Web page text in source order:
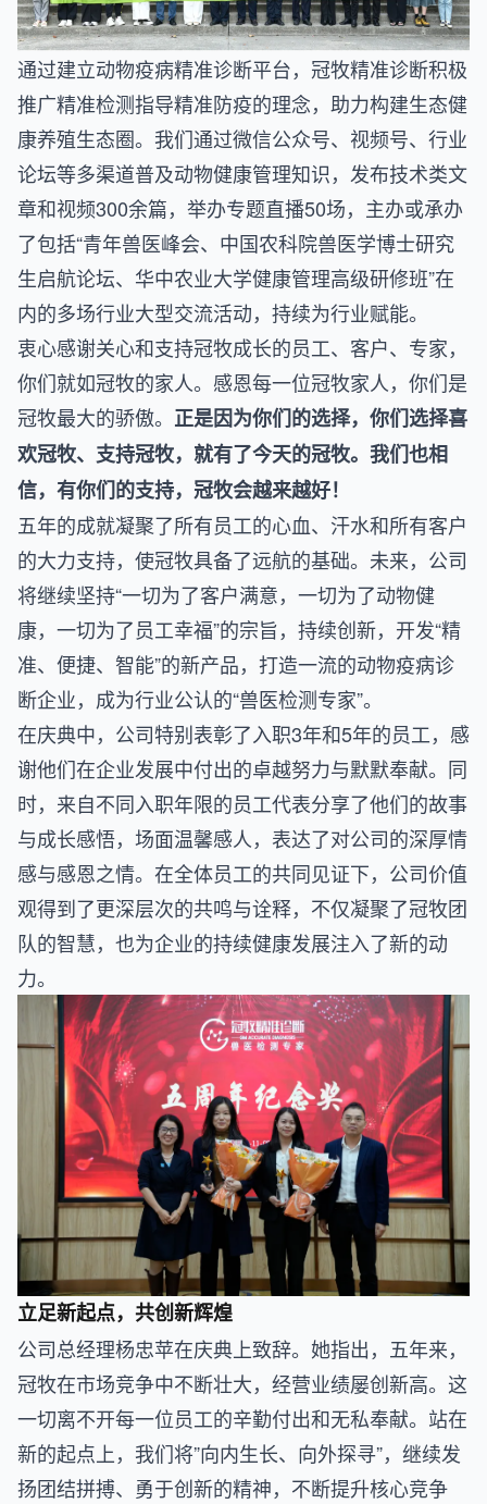
通过建立动物疫病精准诊断平台，冠牧精准诊断积极
推广精准检测指导精准防疫的理念，助力构建生态健
康养殖生态圈。我们通过微信公众号、视频号、行业
论坛等多渠道普及动物健康管理知识，发布技术类文
章和视频300余篇，举办专题直播50场，主办或承办
了包括“青年兽医峰会、中国农科院兽医学博士研究
生启航论坛、华中农业大学健康管理高级研修班”在
内的多场行业大型交流活动，持续为行业赋能。
衷心感谢关心和支持冠牧成长的员工、客户、专家，
你们就如冠牧的家人。感恩每一位冠牧家人，你们是
冠牧最大的骄傲。 正是因为你们的选择，你们选择喜
欢冠牧、支持冠牧，就有了今天的冠牧。我们也相
信，有你们的支持，冠牧会越来越好！
五年的成就凝聚了所有员工的心血、汗水和所有客户
的大力支持，使冠牧具备了远航的基础。未来，公司
将继续坚持“一切为了客户满意，一切为了动物健
康，一切为了员工幸福”的宗旨，持续创新，开发“精
准、便捷、智能”的新产品，打造一流的动物疫病诊
断企业，成为行业公认的“兽医检测专家”。
在庆典中，公司特别表彰了入职3年和5年的员工，感
谢他们在企业发展中付出的卓越努力与默默奉献。同
时，来自不同入职年限的员工代表分享了他们的故事
与成长感悟，场面温馨感人，表达了对公司的深厚情
感与感恩之情。在全体员工的共同见证下，公司价值
观得到了更深层次的共鸣与诠释，不仅凝聚了冠牧团
队的智慧，也为企业的持续健康发展注入了新的动
力。
立足新起点，共创新辉煌
公司总经理杨忠苹在庆典上致辞。她指出，五年来，
冠牧在市场竞争中不断壮大，经营业绩屡创新高。这
一切离不开每一位员工的辛勤付出和无私奉献。站在
新的起点上，我们将”向内生长、向外探寻”，继续发
扬团结拼搏、勇于创新的精神，不断提升核心竞争